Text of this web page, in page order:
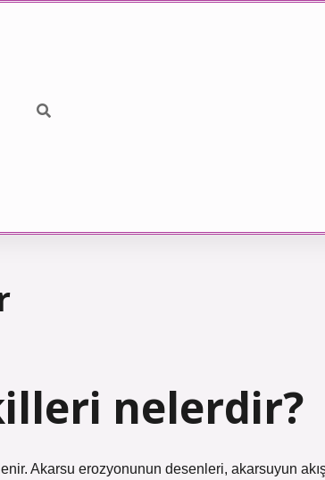
nelerdir?
Akarsu erozyonunun desenleri, akarsuyun